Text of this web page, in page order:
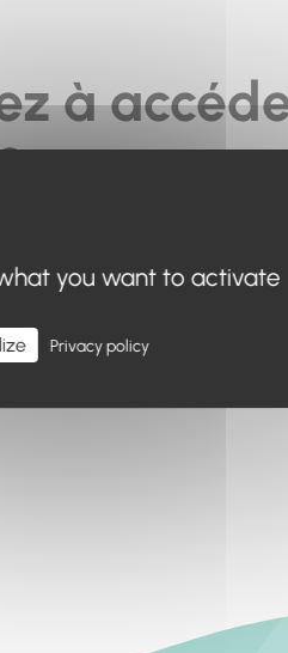
à
le menu pour trouver le
you want to activate
Privacy policy